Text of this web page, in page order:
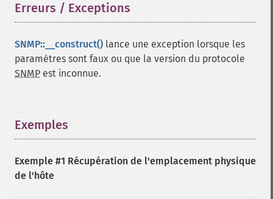
Erreurs / Exceptions
SNMP::__construct() lance une exception lorsque les
paramètres sont faux ou que la version du protocole
SNMP est inconnue.
Exemples
Exemple #1 Récupération de l'emplacement physique
de l'hôte